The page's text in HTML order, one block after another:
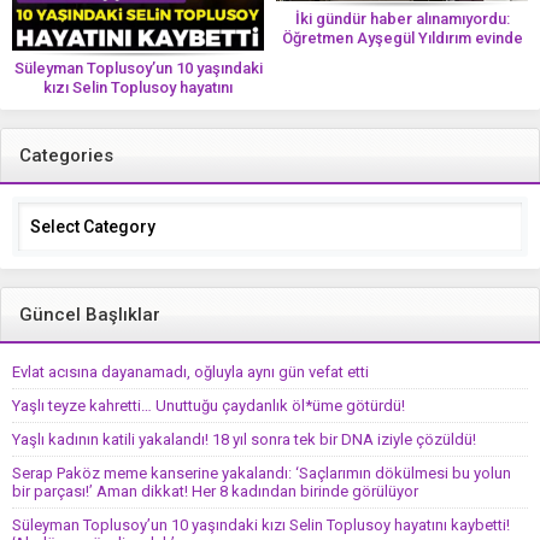
Süleyman Toplusoy’un 10 yaşındaki
kızı Selin Toplusoy hayatını
kaybetti! ‘Ah dünya güzeli melek’
İki gündür haber alınamıyordu:
Öğretmen Ayşegül Yıldırım evinde
Categories
Categories
Güncel Başlıklar
Evlat acısına dayanamadı, oğluyla aynı gün vefat etti
Yaşlı teyze kahretti… Unuttuğu çaydanlık öl*üme götürdü!
Yaşlı kadının katili yakalandı! 18 yıl sonra tek bir DNA iziyle çözüldü!
Serap Paköz meme kanserine yakalandı: ‘Saçlarımın dökülmesi bu yolun
bir parçası!’ Aman dikkat! Her 8 kadından birinde görülüyor
Süleyman Toplusoy’un 10 yaşındaki kızı Selin Toplusoy hayatını kaybetti!